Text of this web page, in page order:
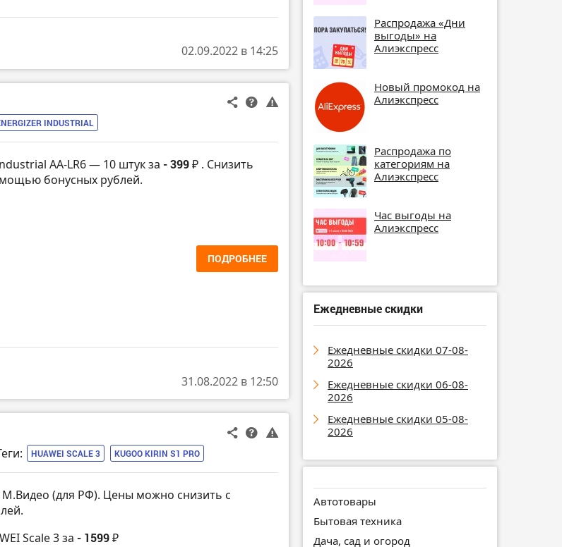
02.09.2022 в 14:25
INDUSTRIAL
AA-LR6 — 10 штук за - 399 ₽ . Снизить
бонусных рублей.
ПОДРОБНЕЕ
31.08.2022 в 12:50
HUAWEI SCALE 3 KUGOO KIRIN S1 PRO
М.Видео (для РФ). Цены можно снизить с
Scale 3 за - 1599 ₽
Распродажа «Дни
выгоды» на
Алиэкспресс
Новый промокод на
Алиэкспресс
Распродажа по
категориям на
Алиэкспресс
Час выгоды на
Алиэкспресс
Ежедневные скидки
Ежедневные скидки 07-08-
2026
Ежедневные скидки 06-08-
2026
Ежедневные скидки 05-08-
2026
Автотовары
Бытовая техника
Дача, сад и огород